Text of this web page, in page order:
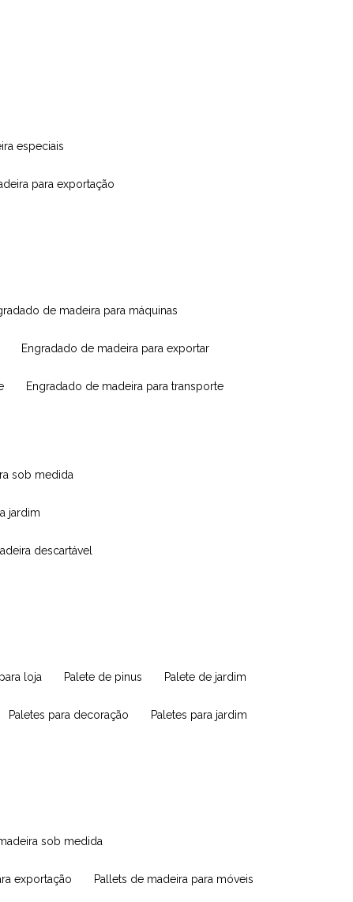
especiais
para exportação
de madeira para máquinas
engradado de madeira para exportar
engradado de madeira para transporte
sob medida
jardim
descartável
loja palete de pinus palete de jardim
paletes para decoração paletes para jardim
sob medida
exportação pallets de madeira para móveis